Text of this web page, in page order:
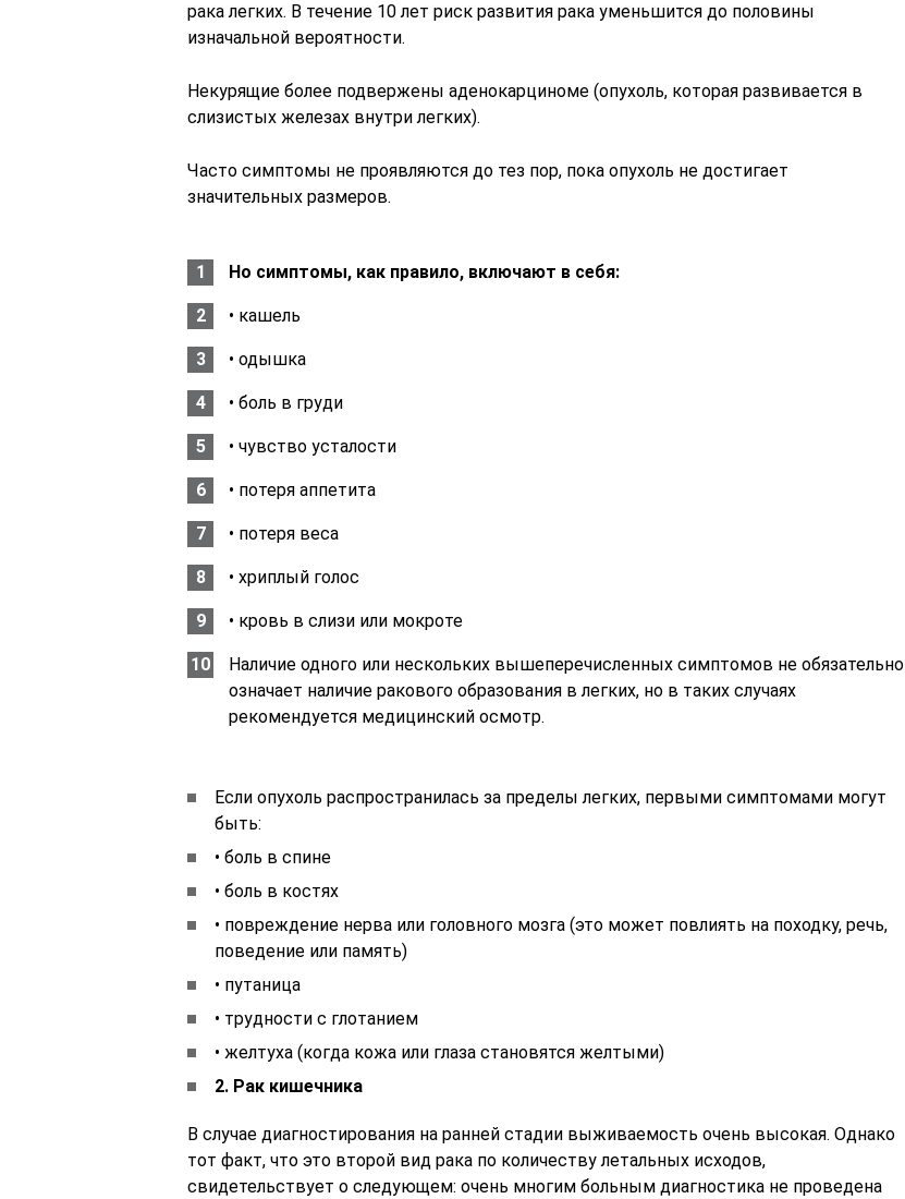
рака легких. В течение 10 лет риск развития рака уменьшится до половины
изначальной вероятности.
Некурящие более подвержены аденокарциноме (опухоль, которая развивается в
слизистых железах внутри легких).
Часто симптомы не проявляются до тез пор, пока опухоль не достигает
значительных размеров.
Но симптомы, как правило, включают в себя:
• кашель
• одышка
• боль в груди
• чувство усталости
• потеря аппетита
• потеря веса
• хриплый голос
• кровь в слизи или мокроте
Наличие одного или нескольких вышеперечисленных симптомов не обязательно
означает наличие ракового образования в легких, но в таких случаях
рекомендуется медицинский осмотр.
Если опухоль распространилась за пределы легких, первыми симптомами могут
быть:
• боль в спине
• боль в костях
• повреждение нерва или головного мозга (это может повлиять на походку, речь,
поведение или память)
• путаница
• трудности с глотанием
• желтуха (когда кожа или глаза становятся желтыми)
2. Рак кишечника
В случае диагностирования на ранней стадии выживаемость очень высокая. Однако
тот факт, что это второй вид рака по количеству летальных исходов,
свидетельствует о следующем: очень многим больным диагностика не проведена